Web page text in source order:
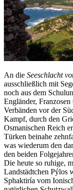
An die Seeschlacht
ausschließlich mit
noch aus dem
Engländer,
Verbänden vor der
Kampf, durch den
Osmanischen Reich
Türken beinahe
was wiederum den
den beiden
Die heute so ruhige,
Landstädtchen Pýlos
Sphaktiría vom